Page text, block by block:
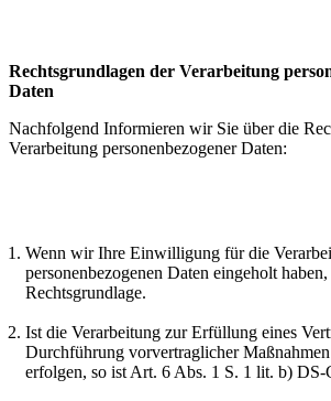
Rechtsgrundlagen der Verarbeitung
Daten
Nachfolgend Informieren wir Sie über die
Verarbeitung personenbezogener Daten:
Wenn wir Ihre Einwilligung für die
personenbezogenen Daten eingeholt
Rechtsgrundlage.
Ist die Verarbeitung zur Erfüllung eines
Durchführung vorvertraglicher
erfolgen, so ist Art. 6 Abs. 1 S. 1 lit. b)